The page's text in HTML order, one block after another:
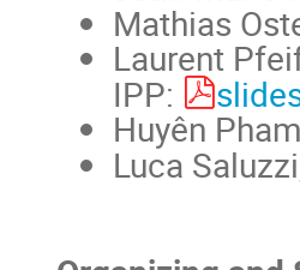
Mathias
Laurent
IPP:
Huyên
Luca